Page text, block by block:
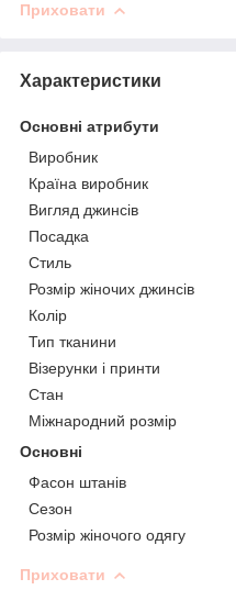
Приховати
Характеристики
Основні атрибути
Виробник
Країна виробник
Вигляд джинсів
Посадка
Стиль
Розмір жіночих джинсів
Колір
Тип тканини
Візерунки і принти
Стан
Міжнародний розмір
Основні
Фасон штанів
Сезон
Розмір жіночого одягу
Приховати